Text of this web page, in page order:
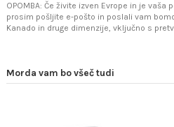
OPOMBA: Če živite izven Evrope in je
prosim pošljite e-pošto in poslali vam
Kanado in druge dimenzije, vključno s
Morda vam bo všeč tudi